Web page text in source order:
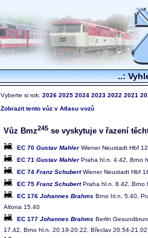
..:
Vyberte si rok: 2026 2025 2024 2023 2022 2021
Zobrazit tento vůz v Atlasu vozů
Vůz Bmz245 se vyskytuje v řazení
EC 70 Gustav MahlerWiener Neustadt Hbf
EC 71 Gustav MahlerPraha hl.n. 4.42, Brno
EC 74 Franz SchubertWiener Neustadt Hbf
EC 75 Franz SchubertPraha hl.n. 8.42, Brno
EC 176 Johannes Brahms Brno hl.n. 5.40,
Altona 15.40
EC 177 Johannes Brahms Berlin
17.42, Brno hl.n. 20.19-20.22, Břeclav 20.54-